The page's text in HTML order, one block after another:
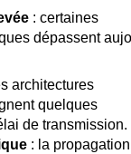
: certaines
dépassent
architectures
quelques
de transmission.
: la